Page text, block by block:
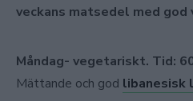
veckans matsedel med god
Måndag- vegetariskt. Tid:
Mättande och god libanesisk